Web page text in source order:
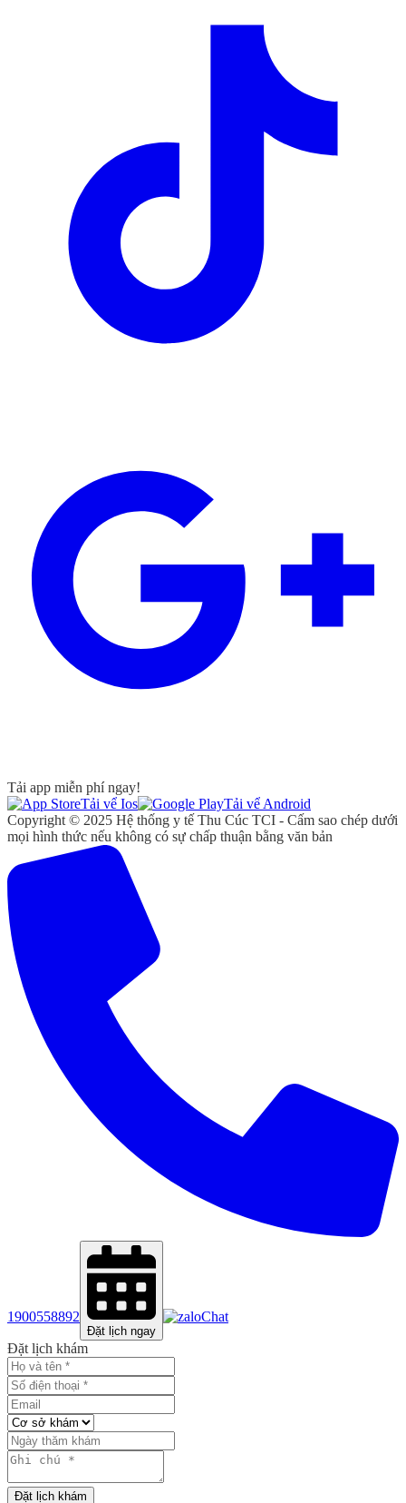
Tải app miễn phí ngay!
Tải vể Ios
Tải vể Android
Copyright © 2025 Hệ thống y tế Thu Cúc TCI - Cấm sao chép dưới
mọi hình thức nếu không có sự chấp thuận bằng văn bản
1900558892
Đặt lịch ngay
Chat
Đặt lịch khám
Đặt lịch khám